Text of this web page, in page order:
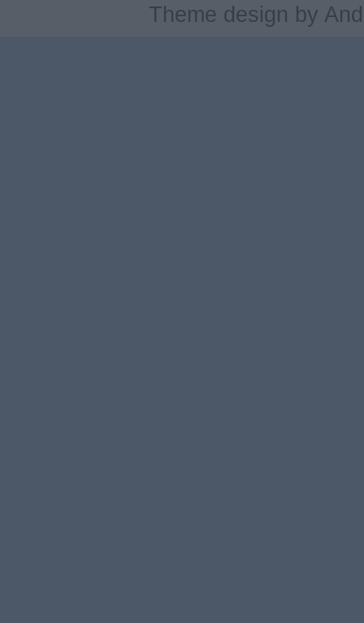
Theme design by